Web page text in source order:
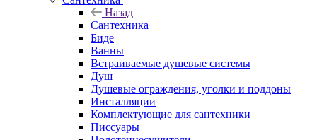
Назад
Сантехника
Биде
Ванны
Встраиваемые душевые системы
Душ
Душевые ограждения, уголки и поддоны
Инсталляции
Комплектующие для сантехники
Писсуары